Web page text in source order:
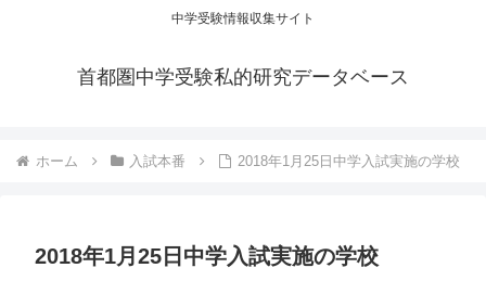
中学受験情報収集サイト
首都圏中学受験私的研究データベース
ホーム 入試本番 2018年1月25日中学入試実施の学校
2018年1月25日中学入試実施の学校